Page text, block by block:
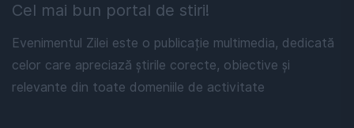
Cel mai bun portal de stiri!
Evenimentul Zilei este o publicație multimedia, dedicată
celor care apreciază știrile corecte, obiective și
relevante din toate domeniile de activitate